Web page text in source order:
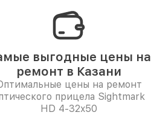
выгодные цены на
ремонт в Казани
цены на ремонт
прицела Sightmark
HD 4-32x50